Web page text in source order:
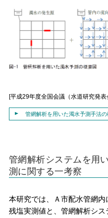
[平成29年度全国会議（水道研究発
管網解析を用いた濁水予測手法の
管網解析システムを用
測に関する一考察
本研究では、Ａ市配水管網
残塩実測値と、管網解析シ